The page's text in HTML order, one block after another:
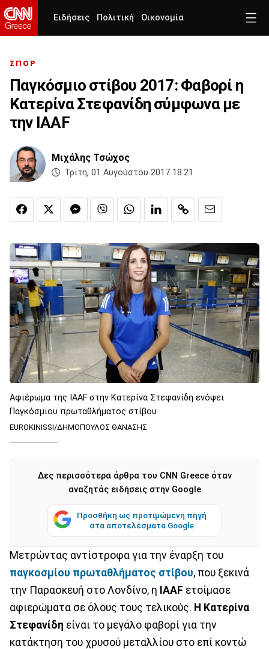
Ειδήσεις Πολιτική Οικονομία
ΣΠΟΡ
Παγκόσμιο στίβου 2017: Φαβορί η
Κατερίνα Στεφανίδη σύμφωνα με
την IAAF
Μιχάλης Τσώχος
Τρίτη, 01 Αυγούστου 2017 18:21
Αφιέρωμα της IAAF στην Κατερίνα Στεφανίδη ενόψει
Παγκόσμιου πρωταθλήματος στίβου
EUROKINISSI/ΔΗΜΟΠΟΥΛΟΣ ΘΑΝΑΣΗΣ
Δες περισσότερα άρθρα του CNN Greece όταν
αναζητάς ειδήσεις στην Google
Προσθήκη ως προτιμώμενη πηγή
στα αποτελέσματα Google
Μετρώντας αντίστροφα για την έναρξη του
παγκοσμίου πρωταθλήματος στίβου, που ξεκινά
την Παρασκευή στο Λονδίνο, η IAAF ετοίμασε
αφιερώματα σε όλους τους τελικούς. Η Κατερίνα
Στεφανίδη είναι το μεγάλο φαβορί για την
κατάκτηση του χρυσού μεταλλίου στο επί κοντώ